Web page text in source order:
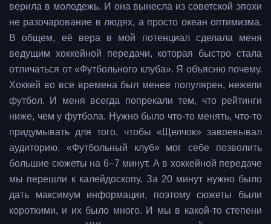
верила в молодежь. И она вынесла из советской эпохи
не разочарование в людях, а просто океан оптимизма.
В общем, её вера в мой потенциал сделала меня
ведущим хоккейной передачи, которая быстро стала
отличаться от «Футбольного клуба». Я объясню почему.
Хоккей во все времена был менее популярен, нежели
футбол. И меня всегда попрекали тем, что рейтинги
ниже, чем у футбола. Нужно было что-то менять, что-то
придумывать для того, чтобы «Щелчок» завоевывал
аудиторию. «Футбольный клуб» мог себе позволить
большие сюжеты на 6–7 минут. А в хоккейной передаче
мы перешли к калейдоскопу. За 20 минут нужно было
дать максимум информации, поэтому сюжеты были
короткими, и их было много. И мы в какой-то степени